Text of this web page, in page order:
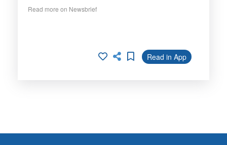
Read more on Newsbrief
Read in App